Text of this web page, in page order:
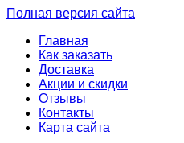
Полная версия сайта
Главная
Как заказать
Доставка
Акции и скидки
Отзывы
Контакты
Карта сайта